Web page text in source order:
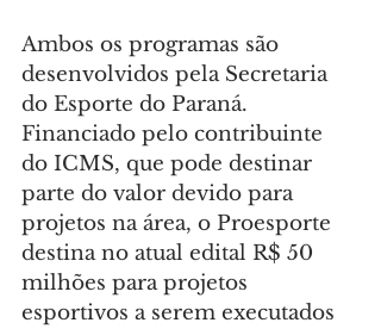
Ambos os programas são
desenvolvidos pela Secretaria
do Esporte do Paraná.
Financiado pelo contribuinte
do ICMS, que pode destinar
parte do valor devido para
projetos na área, o Proesporte
destina no atual edital R$ 50
milhões para projetos
esportivos a serem executados